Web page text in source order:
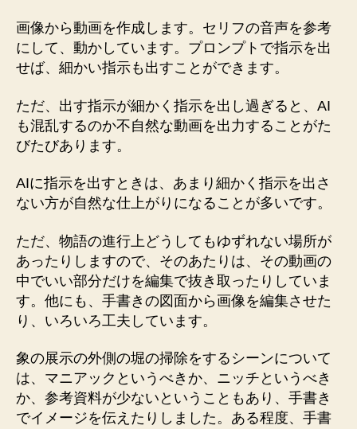
画像から動画を作成します。セリフの音声を参考
にして、動かしています。プロンプトで指示を出
せば、細かい指示も出すことができます。
ただ、出す指示が細かく指示を出し過ぎると、AI
も混乱するのか不自然な動画を出力することがた
びたびあります。
AIに指示を出すときは、あまり細かく指示を出さ
ない方が自然な仕上がりになることが多いです。
ただ、物語の進行上どうしてもゆずれない場所が
あったりしますので、そのあたりは、その動画の
中でいい部分だけを編集で抜き取ったりしていま
す。他にも、手書きの図面から画像を編集させた
り、いろいろ工夫しています。
象の展示の外側の堀の掃除をするシーンについて
は、マニアックというべきか、ニッチというべき
か、参考資料が少ないということもあり、手書き
でイメージを伝えたりしました。ある程度、手書